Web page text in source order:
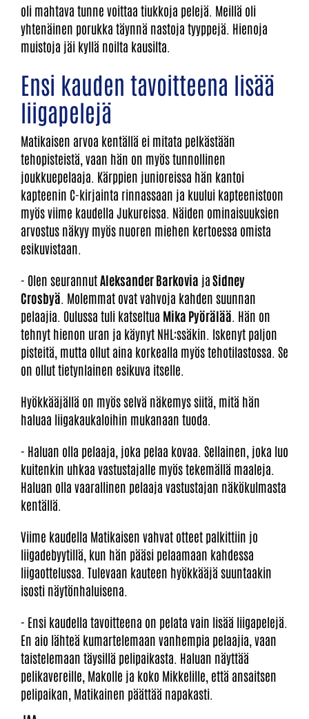
oli mahtava tunne voittaa tiukkoja pelejä. Meillä oli
yhtenäinen porukka täynnä nastoja tyyppejä. Hienoja
muistoja jäi kyllä noilta kausilta.
Ensi kauden tavoitteena lisää
liigapelejä
Matikaisen arvoa kentällä ei mitata pelkästään
tehopisteistä, vaan hän on myös tunnollinen
joukkuepelaaja. Kärppien junioreissa hän kantoi
kapteenin C-kirjainta rinnassaan ja kuului kapteenistoon
myös viime kaudella Jukureissa. Näiden ominaisuuksien
arvostus näkyy myös nuoren miehen kertoessa omista
esikuvistaan.
- Olen seurannutAleksander Barkovia jaSidney
Crosbyä . Molemmat ovat vahvoja kahden suunnan
pelaajia. Oulussa tuli katseltua Mika Pyörälää . Hän on
tehnyt hienon uran ja käynyt NHL:ssäkin. Iskenyt paljon
pisteitä, mutta ollut aina korkealla myös tehotilastossa. Se
on ollut tietynlainen esikuva itselle.
Hyökkääjällä on myös selvä näkemys siitä, mitä hän
haluaa liigakaukaloihin mukanaan tuoda.
- Haluan olla pelaaja, joka pelaa kovaa. Sellainen, joka luo
kuitenkin uhkaa vastustajalle myös tekemällä maaleja.
Haluan olla vaarallinen pelaaja vastustajan näkökulmasta
kentällä.
Viime kaudella Matikaisen vahvat otteet palkittiin jo
liigadebyytillä, kun hän pääsi pelaamaan kahdessa
liigaottelussa. Tulevaan kauteen hyökkääjä suuntaakin
isosti näytönhaluisena.
- Ensi kaudella tavoitteena on pelata vain lisää liigapelejä.
En aio lähteä kumartelemaan vanhempia pelaajia, vaan
taistelemaan täysillä pelipaikasta. Haluan näyttää
pelikavereille, Makolle ja koko Mikkelille, että ansaitsen
pelipaikan, Matikainen päättää napakasti.